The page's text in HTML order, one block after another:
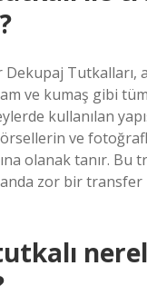
Tutkalları,
ve kumaş gibi
kullanılan
ve
olanak tanır. Bu
zor bir transfer